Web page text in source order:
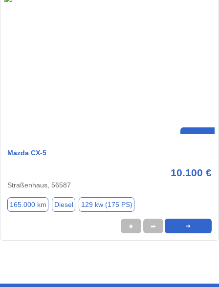
Mazda CX-5
10.100 €
Straßenhaus, 56587
165.000 km Diesel 129 kw (175 PS)
★ ➦ ➜